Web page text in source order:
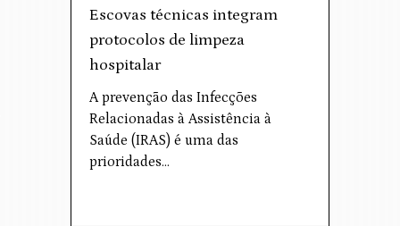
Escovas técnicas integram
protocolos de limpeza
hospitalar
A prevenção das Infecções
Relacionadas à Assistência à
Saúde (IRAS) é uma das
prioridades…